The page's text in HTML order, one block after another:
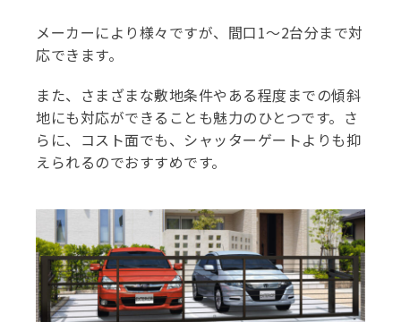
メーカーにより様々ですが、間口1～2台分まで対
応できます。
また、さまざまな敷地条件やある程度までの傾斜
地にも対応ができることも魅力のひとつです。さ
らに、 コスト面でも、シャッターゲートよりも抑
えられるのでおすすめです。